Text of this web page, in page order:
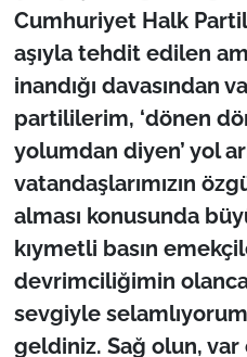
Cumhuriyet Halk
aşıyla tehdit edilen
inandığı davasından
partililerim, ‘dönen
yolumdan diyen’ yol
vatandaşlarımızın
alması konusunda
kıymetli basın
devrimciliğimin olanca
sevgiyle
geldiniz. Sağ olun, var